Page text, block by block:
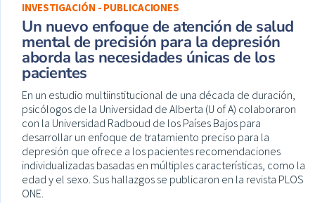
INVESTIGACIÓN - PUBLICACIONES
Un nuevo enfoque de atención de salud
mental de precisión para la depresión
aborda las necesidades únicas de los
pacientes
En un estudio multiinstitucional de una década de duración,
psicólogos de la Universidad de Alberta (U of A) colaboraron
con la Universidad Radboud de los Países Bajos para
desarrollar un enfoque de tratamiento preciso para la
depresión que ofrece a los pacientes recomendaciones
individualizadas basadas en múltiples características, como la
edad y el sexo. Sus hallazgos se publicaron en la revista PLOS
ONE.